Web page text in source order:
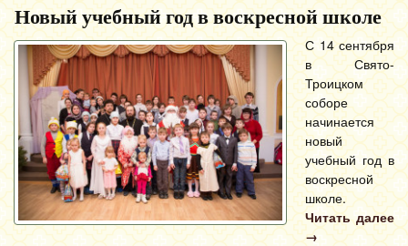
Новый учебный год в воскресной школе
С 14 сентября
в Свято-
Троицком
соборе
начинается
новый
учебный год в
воскресной
школе.
Читать далее
→